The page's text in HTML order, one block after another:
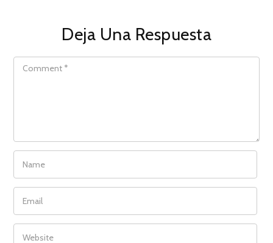
Deja Una Respuesta
COMMENT
NAME
EMAIL
WEBSITE